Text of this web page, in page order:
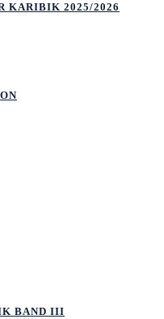
KARIBIK 2025/2026
BAND III